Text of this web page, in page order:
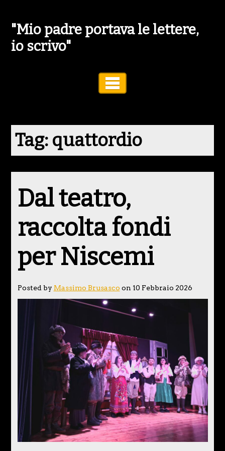
"Mio padre portava le lettere,
io scrivo"
Tag: quattordio
Dal teatro,
raccolta fondi
per Niscemi
Posted by Massimo Brusasco on 10 Febbraio 2026